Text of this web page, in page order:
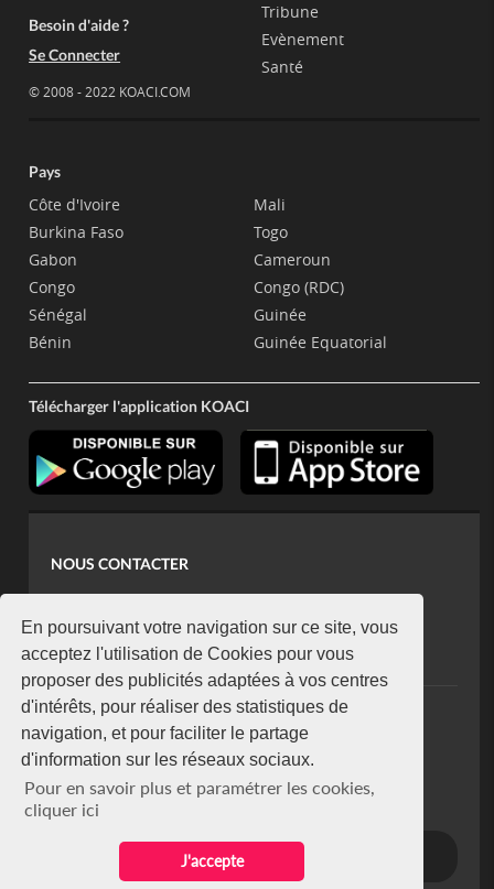
En poursuivant votre navigation sur ce site, vous
acceptez l'utilisation de Cookies pour vous
proposer des publicités adaptées à vos centres
d'intérêts, pour réaliser des statistiques de
navigation, et pour faciliter le partage
d'information sur les réseaux sociaux.
Pour en savoir plus et paramétrer les cookies,
cliquer ici
J'accepte
Besoin d'aide ?
Se Connecter
© 2008 - 2022 KOACI.COM
Tribune
Evènement
Santé
Pays
Côte d'Ivoire
Burkina Faso
Gabon
Congo
Sénégal
Bénin
Mali
Togo
Cameroun
Congo (RDC)
Guinée
Guinée Equatorial
Télécharger l'application KOACI
NOUS CONTACTER
koaci@yahoo.fr
+225 07 08 85 52 93
NEWSLETTER
Restez connecté via notre newsletter
S'abonner
Se désabonner